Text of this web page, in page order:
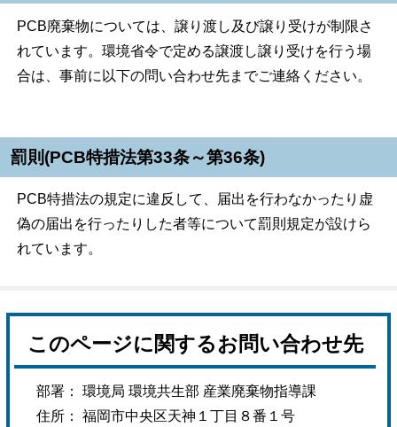
PCB廃棄物については、譲り渡し及び譲り受けが制限さ
れています。環境省令で定める譲渡し譲り受けを行う場
合は、事前に以下の問い合わせ先までご連絡ください。
罰則(PCB特措法第33条～第36条)
PCB特措法の規定に違反して、届出を行わなかったり虚
偽の届出を行ったりした者等について罰則規定が設けら
れています。
このページに関するお問い合わせ先
部署： 環境局 環境共生部 産業廃棄物指導課
住所： 福岡市中央区天神１丁目８番１号